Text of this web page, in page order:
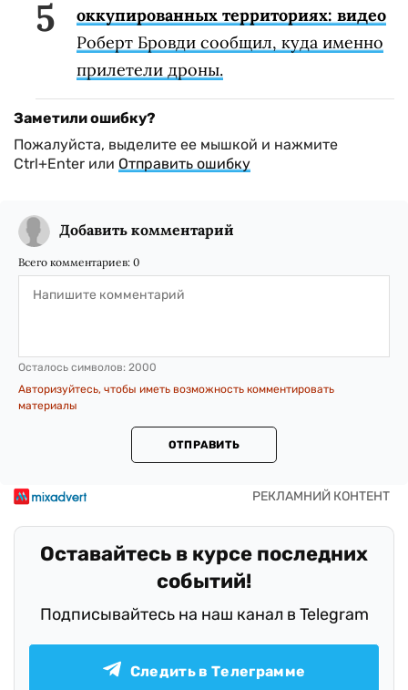
оккупированных территориях: видео
Роберт Бровди сообщил, куда именно
прилетели дроны.
Заметили ошибку?
Пожалуйста, выделите ее мышкой и нажмите
Ctrl+Enter или Отправить ошибку
Добавить комментарий
Всего комментариев: 0
Осталось символов: 2000
Авторизуйтесь, чтобы иметь возможность комментировать
материалы
ОТПРАВИТЬ
Оставайтесь в курсе последних
событий!
Подписывайтесь на наш канал в Telegram
Следить в Телеграмме